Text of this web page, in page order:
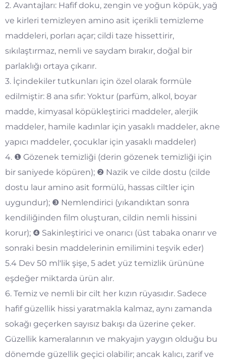
2. Avantajları: Hafif doku, zengin ve yoğun köpük, yağ
ve kirleri temizleyen amino asit içerikli temizleme
maddeleri, porları açar; cildi taze hissettirir,
sıkılaştırmaz, nemli ve saydam bırakır, doğal bir
parlaklığı ortaya çıkarır.
3. İçindekiler tutkunları için özel olarak formüle
edilmiştir: 8 ana sıfır: Yoktur (parfüm, alkol, boyar
madde, kimyasal köpükleştirici maddeler, alerjik
maddeler, hamile kadınlar için yasaklı maddeler, akne
yapıcı maddeler, çocuklar için yasaklı maddeler)
4. ❶ Gözenek temizliği (derin gözenek temizliği için
bir saniyede köpüren); ❷ Nazik ve cilde dostu (cilde
dostu laur amino asit formülü, hassas ciltler için
uygundur); ❸ Nemlendirici (yıkandıktan sonra
kendiliğinden film oluşturan, cildin nemli hissini
korur); ❹ Sakinleştirici ve onarıcı (üst tabaka onarır ve
sonraki besin maddelerinin emilimini teşvik eder)
5.4 Dev 50 ml'lik şişe, 5 adet yüz temizlik ürününe
eşdeğer miktarda ürün alır.
6. Temiz ve nemli bir cilt her kızın rüyasıdır. Sadece
hafif güzellik hissi yaratmakla kalmaz, aynı zamanda
sokağı geçerken sayısız bakışı da üzerine çeker.
Güzellik kameralarının ve makyajın yaygın olduğu bu
dönemde güzellik geçici olabilir; ancak kalıcı, zarif ve